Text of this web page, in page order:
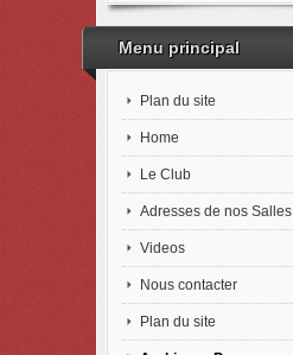
Menu principal
Plan du site
Home
Le Club
Adresses de nos Salles
Videos
Nous contacter
Plan du site